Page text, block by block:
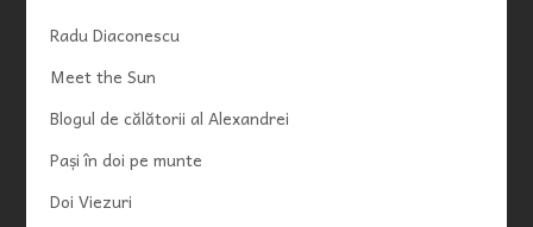
Radu Diaconescu
Meet the Sun
Blogul de călătorii al Alexandrei
Pași în doi pe munte
Doi Viezuri